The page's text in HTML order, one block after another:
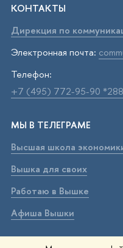
КОНТАКТЫ
Дирекция по
Электронная почта:
Телефон:
+7 (495) 772-95-90
МЫ В ТЕЛЕГРАМЕ
Высшая школа
Вышка для своих
Работаю в Вышке
Афиша Вышки